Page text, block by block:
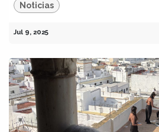
Noticias
Jul 9, 2025